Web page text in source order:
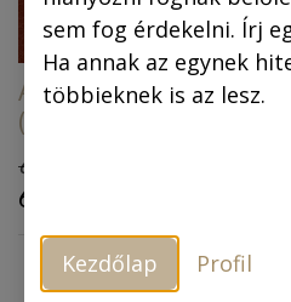
Az arany ember
(színes képregény)
6.990,00
6.291,00
sem fog érdekelni. Írj
Ha annak az egynek
többieknek is az lesz.
Kezdőlap Profil